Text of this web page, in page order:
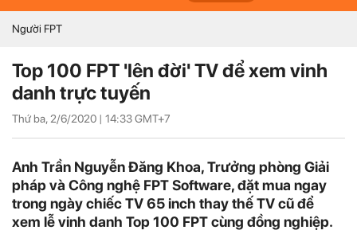
Người FPT
Top 100 FPT 'lên đời' TV để xem vinh
danh trực tuyến
Thứ ba, 2/6/2020 | 14:33GMT+7
Anh Trần Nguyễn Đăng Khoa, Trưởng phòng Giải
pháp và Công nghệ FPT Software, đặt mua ngay
trong ngày chiếc TV 65 inch thay thế TV cũ để
xem lễ vinh danh Top 100 FPT cùng đồng nghiệp.